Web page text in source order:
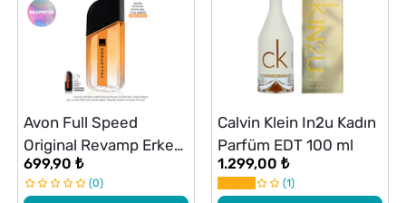
Avon Full Speed
Original Revamp Erkek
Parfüm Edt 100 ml
699,90 ₺
0
Calvin Klein In2u Kadın
Parfüm EDT 100 ml
1.299,00 ₺
1